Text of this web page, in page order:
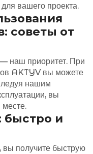
вашего проекта.
советы от
наш приоритет. При
AKTYV вы можете
нашим
вы
месте.
быстро и
вы получите быструю